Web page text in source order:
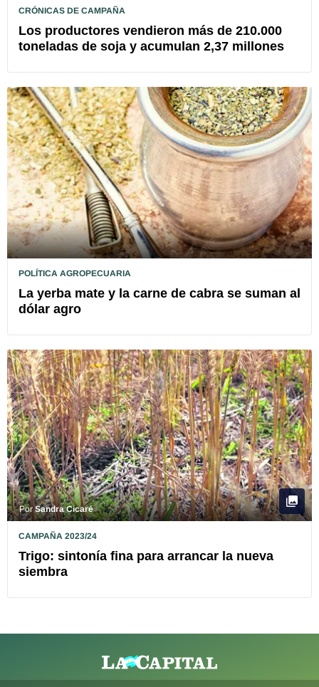
CRÓNICAS DE CAMPAÑA
Los productores vendieron más de 210.000
toneladas de soja y acumulan 2,37 millones
POLÍTICA AGROPECUARIA
La yerba mate y la carne de cabra se suman al
dólar agro
PorSandra Cicaré
CAMPAÑA 2023/24
Trigo: sintonía fina para arrancar la nueva
siembra